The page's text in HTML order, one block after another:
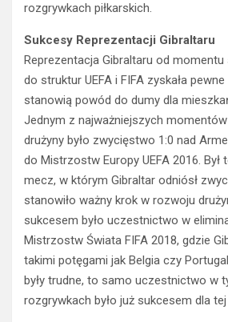
rozgrywkach piłkarskich.
Sukcesy Reprezentacji Gibraltaru
Reprezentacja Gibraltaru od
do struktur UEFA i FIFA zyskała
stanowią powód do dumy dla
Jednym z najważniejszych
drużyny było zwycięstwo 1:0 nad
do Mistrzostw Europy UEFA 2016.
mecz, w którym Gibraltar odniósł
stanowiło ważny krok w rozwoju
sukcesem było uczestnictwo w
Mistrzostw Świata FIFA 2018, gdzie
takimi potęgami jak Belgia czy
były trudne, to samo uczestnictwo w
rozgrywkach było już sukcesem dla